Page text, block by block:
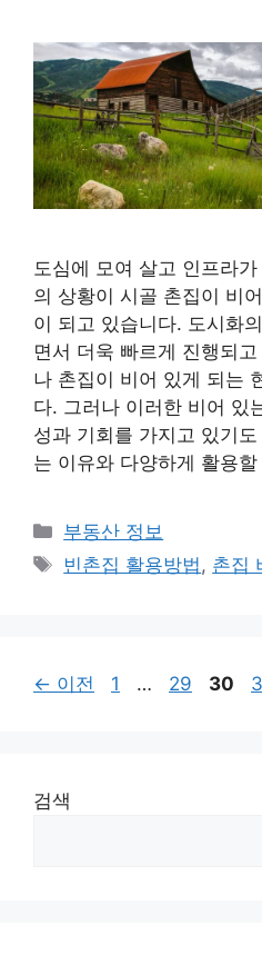
도심에 모여 살고 인프라
의 상황이 시골 촌집이 비
이 되고 있습니다. 도시화
면서 더욱 빠르게 진행되
나 촌집이 비어 있게 되는
다. 그러나 이러한 비어 있
성과 기회를 가지고 있기
는 이유와 다양하게 활용
카
테
부동산 정보
태
빈촌집 활용방법, 촌집
← 이전
페
1 …
페
29
페
30
검색